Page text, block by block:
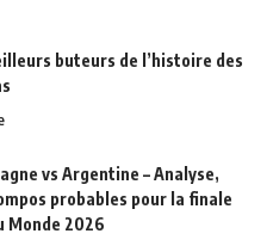
buteurs de l’histoire des
vs Argentine – Analyse,
probables pour la finale
Monde 2026